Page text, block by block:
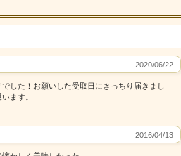
昭和期には全国の街角に「駄菓子
古くからある伝統的な飛騨駄菓子と
しては、「穀煎（こくせん）」
「甘々棒（かんかんぼう）」「げん
2020/06/22
した！お願いした受取日にきっちり届きまし
ます。
2016/04/13